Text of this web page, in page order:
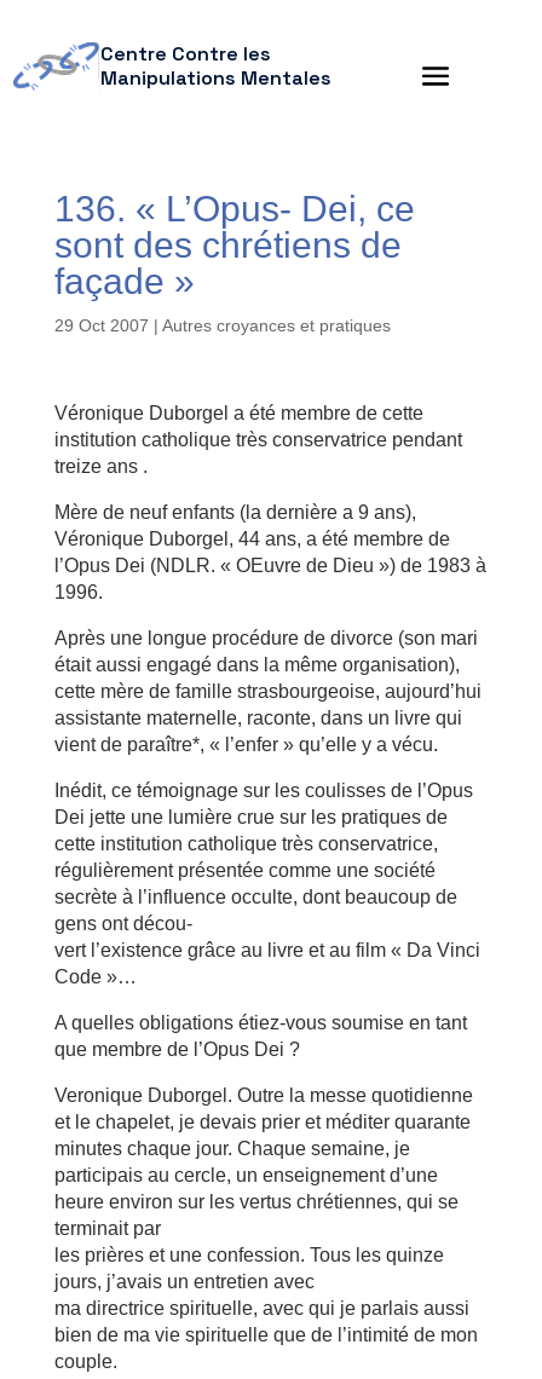
Centre Contre les
Manipulations Mentales
136. « L’Opus- Dei, ce
sont des chrétiens de
façade »
29 Oct 2007 | Autres croyances et pratiques
Véronique Duborgel a été membre de cette
institution catholique très conservatrice pendant
treize ans .
Mère de neuf enfants (la dernière a 9 ans),
Véronique Duborgel, 44 ans, a été membre de
l’Opus Dei (NDLR. « OEuvre de Dieu ») de 1983 à
1996.
Après une longue procédure de divorce (son mari
était aussi engagé dans la même organisation),
cette mère de famille strasbourgeoise, aujourd’hui
assistante maternelle, raconte, dans un livre qui
vient de paraître*, « l’enfer » qu’elle y a vécu.
Inédit, ce témoignage sur les coulisses de l’Opus
Dei jette une lumière crue sur les pratiques de
cette institution catholique très conservatrice,
régulièrement présentée comme une société
secrète à l’influence occulte, dont beaucoup de
gens ont décou-
vert l’existence grâce au livre et au film « Da Vinci
Code »…
A quelles obligations étiez-vous soumise en tant
que membre de l’Opus Dei ?
Veronique Duborgel. Outre la messe quotidienne
et le chapelet, je devais prier et méditer quarante
minutes chaque jour. Chaque semaine, je
participais au cercle, un enseignement d’une
heure environ sur les vertus chrétiennes, qui se
terminait par
les prières et une confession. Tous les quinze
jours, j’avais un entretien avec
ma directrice spirituelle, avec qui je parlais aussi
bien de ma vie spirituelle que de l’intimité de mon
couple.